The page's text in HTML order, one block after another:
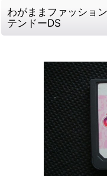
わがままファッシ
テンドーDS